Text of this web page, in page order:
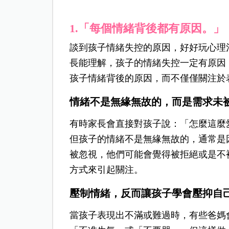
1. 「每個情緒背後都有原因。」
談到孩子情緒失控的原因，好好玩心
長能理解，孩子的情緒失控一定有原
孩子情緒背後的原因，而不僅僅關注於
情緒不是無緣無故的，而是需求未
有時家長會直接對孩子說：「怎麼這
但孩子的情緒不是無緣無故的，通常
被忽視，他們可能會覺得被拒絕或是
方式來引起關注。
壓制情緒，反而讓孩子學會壓抑自
當孩子表現出不滿或難過時，有些爸